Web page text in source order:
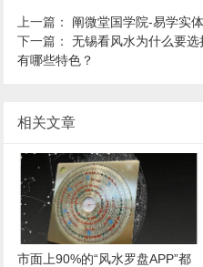
上一篇： 阐微堂国学院-易学实
下一篇：无锡看风水为什么要
有哪些特色？
相关文章
市面上90%的“风水罗盘APP”都